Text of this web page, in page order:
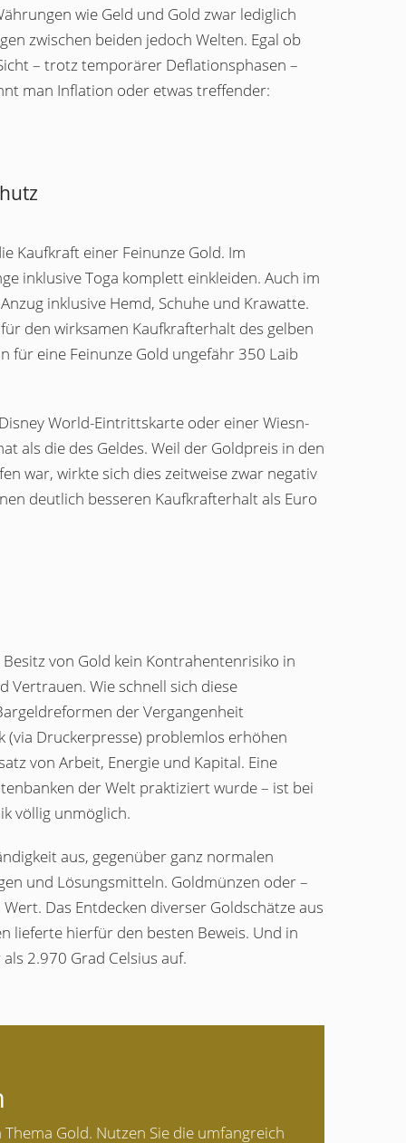
wie Geld und Gold zwar lediglich
zwischen beiden jedoch Welten. Egal ob
– trotz temporärer Deflationsphasen –
man Inflation oder etwas treffender:
Kaufkraft einer Feinunze Gold. Im
inklusive Toga komplett einkleiden. Auch im
inklusive Hemd, Schuhe und Krawatte.
den wirksamen Kaufkrafterhalt des gelben
für eine Feinunze Gold ungefähr 350 Laib
World-Eintrittskarte oder einer Wiesn-
als die des Geldes. Weil der Goldpreis in den
war, wirkte sich dies zeitweise zwar negativ
deutlich besseren Kaufkrafterhalt als Euro
von Gold kein Kontrahentenrisiko in
Vertrauen. Wie schnell sich diese
der Vergangenheit
(via Druckerpresse) problemlos erhöhen
von Arbeit, Energie und Kapital. Eine
der Welt praktiziert wurde – ist bei
völlig unmöglich.
aus, gegenüber ganz normalen
und Lösungsmitteln. Goldmünzen oder –
Das Entdecken diverser Goldschätze aus
lieferte hierfür den besten Beweis. Und in
2.970 Grad Celsius auf.
Gold. Nutzen Sie die umfangreich